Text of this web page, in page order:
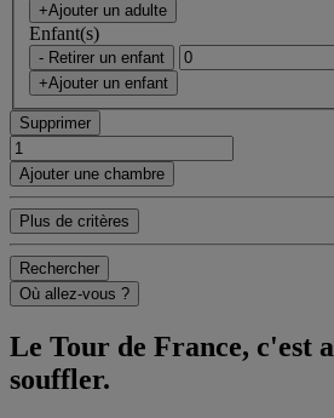
+Ajouter un adulte
Enfant(s)
- Retirer un enfant
+Ajouter un enfant
Supprimer
Ajouter une chambre
Plus de critères
Rechercher
Où allez-vous ?
Le Tour de France, c'est
souffler.